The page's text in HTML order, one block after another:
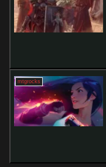
mtgrocks